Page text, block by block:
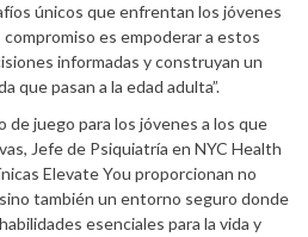
únicos que enfrentan los jóvenes
es empoderar a estos
informadas y construyan un
que pasan a la edad adulta”.
de juego para los jóvenes a los que
Jefe de Psiquiatría en NYC Health
Elevate You proporcionan no
también un entorno seguro donde
esenciales para la vida y